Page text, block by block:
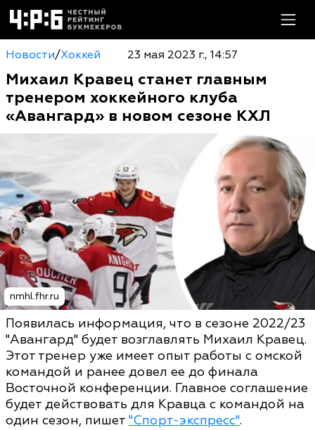
Новости/Хоккей 23 мая 2023 г., 14:57
Михаил Кравец станет главным
тренером хоккейного клуба
«Авангард» в новом сезоне КХЛ
nmhl.fhr.ru
Появилась информация, что в сезоне 2022/23
"Авангард" будет возглавлять Михаил Кравец.
Этот тренер уже имеет опыт работы с омской
командой и ранее довел ее до финала
Восточной конференции. Главное соглашение
будет действовать для Кравца с командой на
один сезон, пишет "Спорт-экспресс".